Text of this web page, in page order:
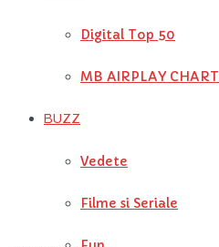
Digital Top 50
MB AIRPLAY CHART
BUZZ
Vedete
Filme si Seriale